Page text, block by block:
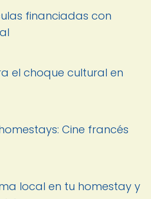
financiadas con
el choque cultural en
Cine francés
local en tu homestay y